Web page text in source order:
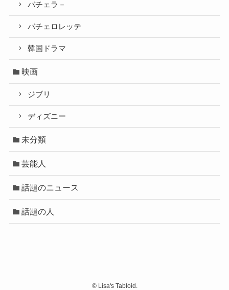
バチェラ－
バチェロレッテ
韓国ドラマ
映画
ジブリ
ディズニー
未分類
芸能人
話題のニュース
話題の人
©Lisa's Tabloid.